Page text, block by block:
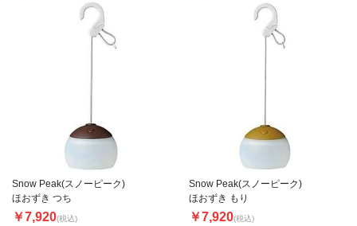
Snow Peak(スノーピーク)
ほおずき つち
￥7,920(税込)
Snow Peak(スノーピーク)
ほおずき もり
￥7,920(税込)